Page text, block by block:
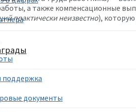
поддержка
документы
а также компенсационные
практически неизвестно),